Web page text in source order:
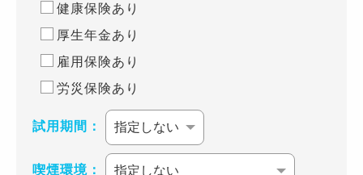
健康保険あり
厚生年金あり
雇用保険あり
労災保険あり
試用期間：
喫煙環境：